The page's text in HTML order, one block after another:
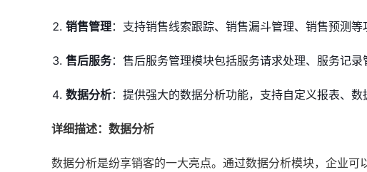
销售管理：支持销售线索跟踪、销售漏斗管理、销售预测等
售后服务：售后服务管理模块包括服务请求处理、服务记录
数据分析：提供强大的数据分析功能，支持自定义报表、数
详细描述：数据分析
数据分析是纷享销客的一大亮点。通过数据分析模块，企业